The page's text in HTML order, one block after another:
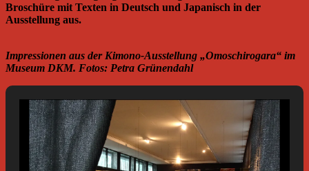
Broschüre mit Texten in Deutsch und Japanisch in der
Ausstellung aus.
Impressionen aus der Kimono-Ausstellung „Omoschirogara“ im
Museum DKM. Fotos: Petra Grünendahl